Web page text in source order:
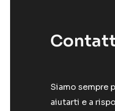
Siamo sempre
aiutarti e a